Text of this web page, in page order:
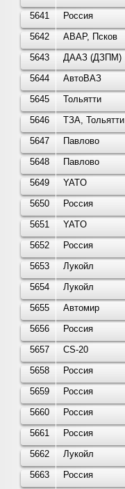
5641
Россия
5642
АВАР, Псков
5643
ДААЗ (ДЗПМ)
5644
АвтоВАЗ
5645
Тольятти
5646
ТЗА, Тольятти
5647
Павлово
5648
Павлово
5649
YATO
5650
Россия
5651
YATO
5652
Россия
5653
Лукойл
5654
Лукойл
5655
Автомир
5656
Россия
5657
CS-20
5658
Россия
5659
Россия
5660
Россия
5661
Россия
5662
Лукойл
5663
Россия